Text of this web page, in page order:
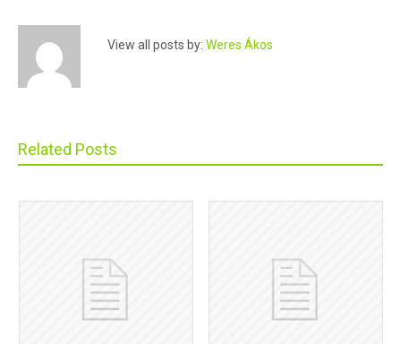
View all posts by: Weres Ákos
Related Posts